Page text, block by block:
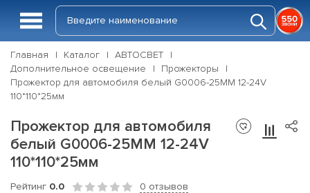
Главная Каталог
АВТОСВЕТ
Дополнительное освещение
Прожекторы
Прожектор для автомобиля белый G0006-25MM 12-24V
110*110*25мм
Прожектор для автомобиля
белый G0006-25MM 12-24V
110*110*25мм
Рейтинг 0.0 0 отзывов